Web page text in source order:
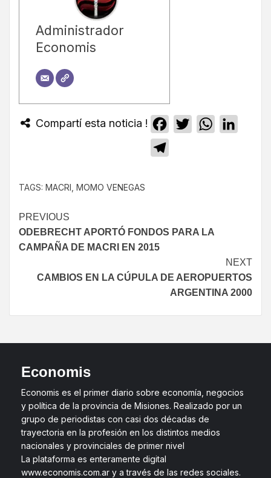
Administrador
Economis
Compartí esta noticia ! Facebook
TwitterWhatsApp
TAGS: MACRI MOMO VENEGAS
PREVIOUS
ODEBRECHT APORTÓ FONDOS PARA LA
CAMPAÑA DE MACRI EN 2015
NEXT
CAMBIOS EN LA CÚPULA DE AEROPUERTOS
ARGENTINA 2000
Economis
Economis es el primer diario sobre economía, negocios
y política de la provincia de Misiones. Realizado por un
grupo de periodistas con casi dos décadas de
trayectoria en la profesión en los distintos medios
nacionales y provinciales de primer nivel
La plataforma es enteramente digital
www.economis.com.ar y a través de las redes sociales.